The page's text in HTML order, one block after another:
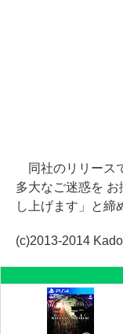
同社のリリース
多大なご迷惑を
し上げます」と締
(c)2013-2014